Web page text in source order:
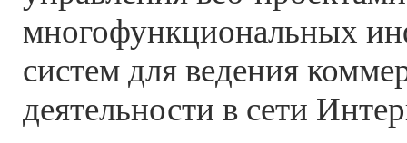
многофункциональных
систем для ведения
деятельности в сети